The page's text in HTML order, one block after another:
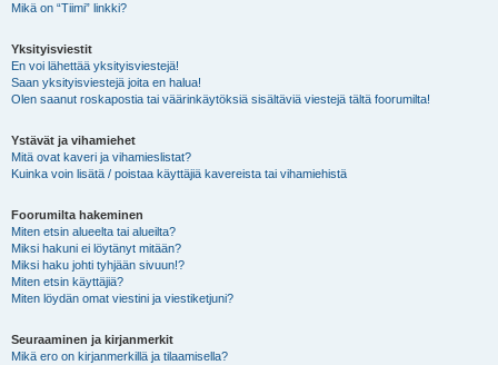
Mikä on “Tiimi” linkki?
Yksityisviestit
En voi lähettää yksityisviestejä!
Saan yksityisviestejä joita en halua!
Olen saanut roskapostia tai väärinkäytöksiä sisältäviä viestejä tältä foorumilta!
Ystävät ja vihamiehet
Mitä ovat kaveri ja vihamieslistat?
Kuinka voin lisätä / poistaa käyttäjiä kavereista tai vihamiehistä
Foorumilta hakeminen
Miten etsin alueelta tai alueilta?
Miksi hakuni ei löytänyt mitään?
Miksi haku johti tyhjään sivuun!?
Miten etsin käyttäjiä?
Miten löydän omat viestini ja viestiketjuni?
Seuraaminen ja kirjanmerkit
Mikä ero on kirjanmerkillä ja tilaamisella?